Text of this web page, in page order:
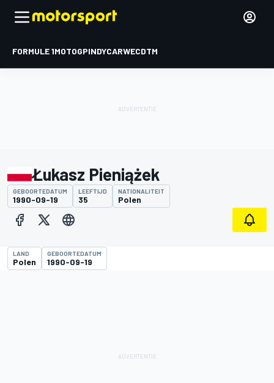
FORMULE 1MOTOGPINDYCARWECDTM
Łukasz Pieniążek
GEBOORTEDATUM
1990-09-19
LEEFTIJD
35
NATIONALITEIT
Polen
LAND
Polen
GEBOORTEDATUM
1990-09-19